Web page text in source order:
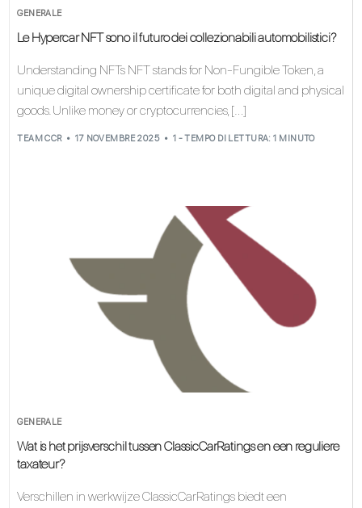
GENERALE
Le Hypercar NFT sono il futuro dei collezionabili automobilistici?
Understanding NFTs NFT stands for Non-Fungible Token, a
unique digital ownership certificate for both digital and physical
goods. Unlike money or cryptocurrencies, […]
TEAM CCR 17 NOVEMBRE 2025 1 - TEMPO DI LETTURA: 1 MINUTO
GENERALE
Wat is het prijsverschil tussen ClassicCarRatings en een reguliere
taxateur?
Verschillen in werkwijze ClassicCarRatings biedt een